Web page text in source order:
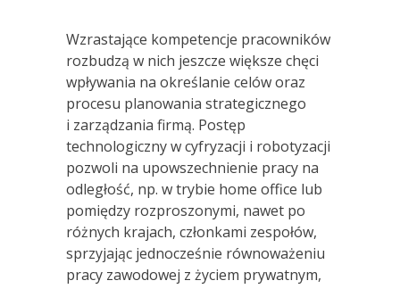
Wzrastające kompetencje pracowników
rozbudzą w nich jeszcze większe chęci
wpływania na określanie celów oraz
procesu planowania strategicznego
i zarządzania firmą. Postęp
technologiczny w cyfryzacji i robotyzacji
pozwoli na upowszechnienie pracy na
odległość, np. w trybie home office lub
pomiędzy rozproszonymi, nawet po
różnych krajach, członkami zespołów,
sprzyjając jednocześnie równoważeniu
pracy zawodowej z życiem prywatnym,